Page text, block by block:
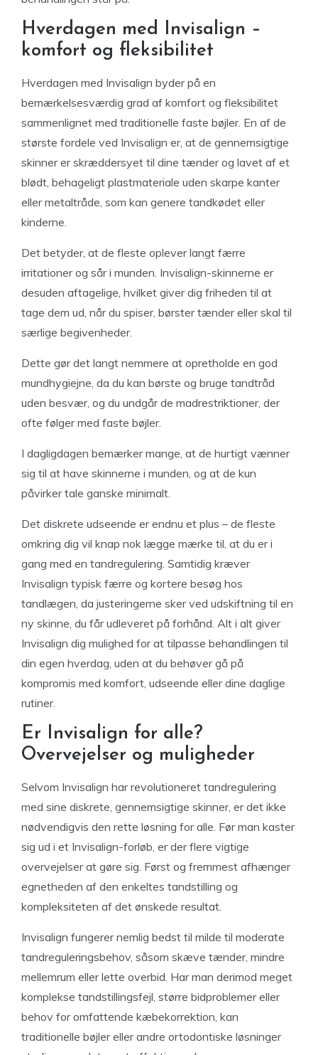
Hverdagen med Invisalign –
komfort og fleksibilitet
Hverdagen med Invisalign byder på en
bemærkelsesværdig grad af komfort og fleksibilitet
sammenlignet med traditionelle faste bøjler. En af de
største fordele ved Invisalign er, at de gennemsigtige
skinner er skræddersyet til dine tænder og lavet af et
blødt, behageligt plastmateriale uden skarpe kanter
eller metaltråde, som kan genere tandkødet eller
kinderne.
Det betyder, at de fleste oplever langt færre
irritationer og sår i munden. Invisalign-skinnerne er
desuden aftagelige, hvilket giver dig friheden til at
tage dem ud, når du spiser, børster tænder eller skal til
særlige begivenheder.
Dette gør det langt nemmere at opretholde en god
mundhygiejne, da du kan børste og bruge tandtråd
uden besvær, og du undgår de madrestriktioner, der
ofte følger med faste bøjler.
I dagligdagen bemærker mange, at de hurtigt vænner
sig til at have skinnerne i munden, og at de kun
påvirker tale ganske minimalt.
Det diskrete udseende er endnu et plus – de fleste
omkring dig vil knap nok lægge mærke til, at du er i
gang med en tandregulering. Samtidig kræver
Invisalign typisk færre og kortere besøg hos
tandlægen, da justeringerne sker ved udskiftning til en
ny skinne, du får udleveret på forhånd. Alt i alt giver
Invisalign dig mulighed for at tilpasse behandlingen til
din egen hverdag, uden at du behøver gå på
kompromis med komfort, udseende eller dine daglige
rutiner.
Er Invisalign for alle?
Overvejelser og muligheder
Selvom Invisalign har revolutioneret tandregulering
med sine diskrete, gennemsigtige skinner, er det ikke
nødvendigvis den rette løsning for alle. Før man kaster
sig ud i et Invisalign-forløb, er der flere vigtige
overvejelser at gøre sig. Først og fremmest afhænger
egnetheden af den enkeltes tandstilling og
kompleksiteten af det ønskede resultat.
Invisalign fungerer nemlig bedst til milde til moderate
tandreguleringsbehov, såsom skæve tænder, mindre
mellemrum eller lette overbid. Har man derimod meget
komplekse tandstillingsfejl, større bidproblemer eller
behov for omfattende kæbekorrektion, kan
traditionelle bøjler eller andre ortodontiske løsninger